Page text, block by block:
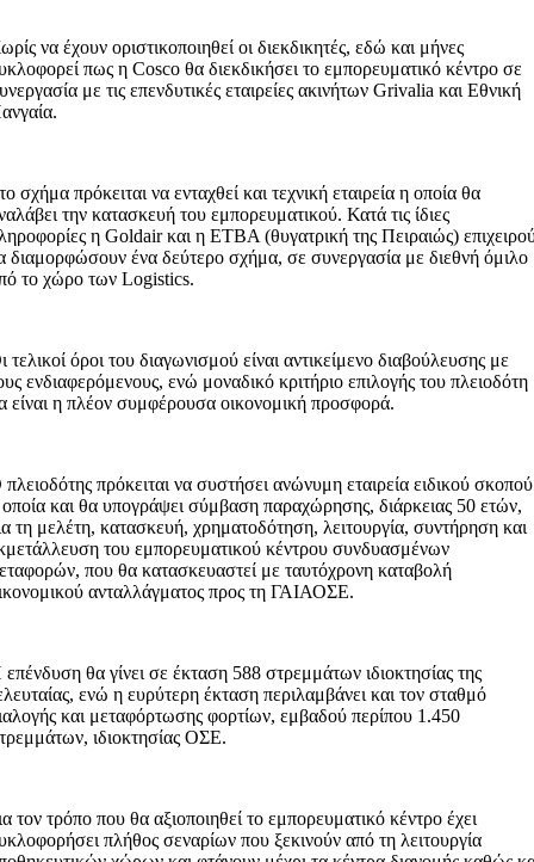
να έχουν οριστικοποιηθεί οι διεκδικητές, εδώ και μήνες
πως η Cosco θα διεκδικήσει το εμπορευματικό κέντρο σε
με τις επενδυτικές εταιρείες ακινήτων Grivalia και Εθνική
σχήμα πρόκειται να ενταχθεί και τεχνική εταιρεία η οποία θα
την κατασκευή του εμπορευματικού. Κατά τις ίδιες
η Goldair και η ΕΤΒΑ (θυγατρική της Πειραιώς)
διαμορφώσουν ένα δεύτερο σχήμα, σε συνεργασία με διεθνή όμιλο
το χώρο των Logistics.
τελικοί όροι του διαγωνισμού είναι αντικείμενο διαβούλευσης με
ενδιαφερόμενους, ενώ μοναδικό κριτήριο επιλογής του πλειοδότη
είναι η πλέον συμφέρουσα οικονομική προσφορά.
πρόκειται να συστήσει ανώνυμη εταιρεία ειδικού σκοπού
και θα υπογράψει σύμβαση παραχώρησης, διάρκειας 50 ετών,
τη μελέτη, κατασκευή, χρηματοδότηση, λειτουργία, συντήρηση και
του εμπορευματικού κέντρου συνδυασμένων
που θα κατασκευαστεί με ταυτόχρονη καταβολή
ανταλλάγματος προς τη ΓΑΙΑΟΣΕ.
θα γίνει σε έκταση 588 στρεμμάτων ιδιοκτησίας της
ενώ η ευρύτερη έκταση περιλαμβάνει και τον σταθμό
και μεταφόρτωσης φορτίων, εμβαδού περίπου 1.450
ιδιοκτησίας ΟΣΕ.
τον τρόπο που θα αξιοποιηθεί το εμπορευματικό κέντρο έχει
πλήθος σεναρίων που ξεκινούν από τη λειτουργία